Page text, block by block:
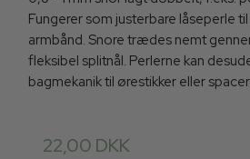
Fungerer som justerbare låseperle
armbånd. Snore trædes nemt
fleksibel splitnål. Perlerne kan
bagmekanik til ørestikker eller
22,00 DKK